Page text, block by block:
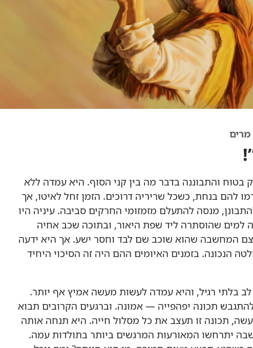
והתבוננה בדבר מה בין קני הסוף.‏ היא עמדה ללא
להם בנחת,‏ כשכל שריריה דרוכים.‏ הזמן זחל לאיטו,‏ אך
מנסה להתעלם מזמזומי החרקים סביבה.‏ עיניה היו
למים שהוסתרה ליד שפת היאור,‏ ובתוכה שכב אחיה
המחשבה שהוא שוכב שם לבד וחסר ישע.‏ אך היא ידעה
הנכונה.‏ בזמנים האיומים ההם היה זה הסיכוי היחיד
לב בלתי רגיל,‏ והיא עמדה לעשות מעשה אמיץ אף יותר.‏
תכונה יפהפייה — אמונה.‏ וברגעים הקרובים תבוא
תכונה זו תעצב את כל מסלול חייה.‏ היא תנחה אותה
יתרחשו המאורעות המרגשים ביותר בתולדות עמה.‏